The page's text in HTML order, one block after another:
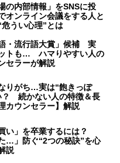
の内部情報」をSNSに投
ンライン会議をする人と
うい心理”とは
語・流行語大賞」候補 実
トも… ハマりやすい人の
セラーが解説
りがち…実は“飽きっぽ
？ 続かない人の特徴＆長
カウンセラー】解説
い」を卒業するには？
…」防ぐ“2つの秘訣”を心
説